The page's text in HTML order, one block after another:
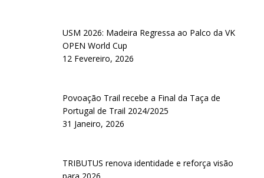
USM 2026: Madeira Regressa ao Palco da VK
OPEN World Cup
12 Fevereiro, 2026
Povoação Trail recebe a Final da Taça de
Portugal de Trail 2024/2025
31 Janeiro, 2026
TRIBUTUS renova identidade e reforça visão
para 2026